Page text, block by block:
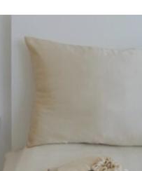
mint például a Party
kapcsolat, a